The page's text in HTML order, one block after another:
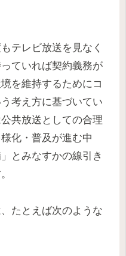
テレビ放送を見なく
ていれば契約義務が
を維持するためにコ
考え方に基づいてい
共放送としての合理
化・普及が進む中
とみなすかの線引き
たとえば次のような